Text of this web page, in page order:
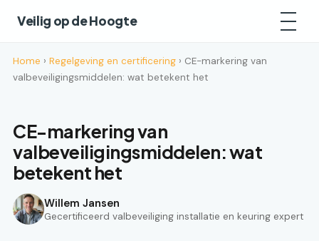
Veilig op de Hoogte
Home › Regelgeving en certificering › CE-markering van
valbeveiligingsmiddelen: wat betekent het
CE-markering van
valbeveiligingsmiddelen: wat
betekent het
Willem Jansen
Gecertificeerd valbeveiliging installatie en keuring expert